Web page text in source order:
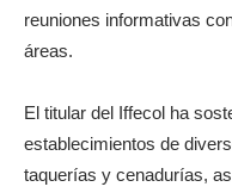
reuniones informativas
áreas.
El titular del Iffecol ha
establecimientos de
taquerías y cenadurías,